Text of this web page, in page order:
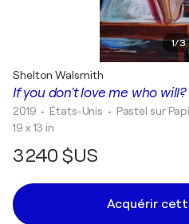
1/3
If you don't love me who will?
Shelton Walsmith
2019 • États-Unis • Pastel sur
19 x 13 in
3 240 $US
Acquérir